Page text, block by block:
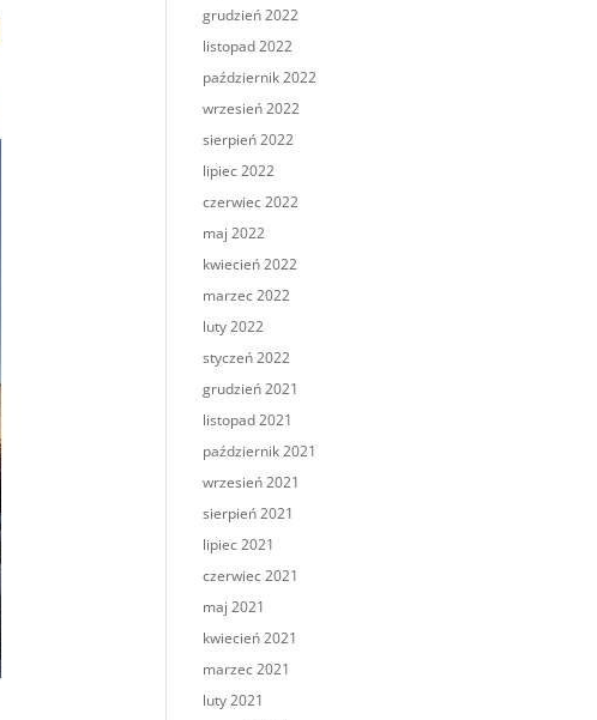
grudzień 2022
listopad 2022
październik 2022
wrzesień 2022
sierpień 2022
lipiec 2022
czerwiec 2022
maj 2022
kwiecień 2022
marzec 2022
luty 2022
styczeń 2022
grudzień 2021
listopad 2021
październik 2021
wrzesień 2021
sierpień 2021
lipiec 2021
czerwiec 2021
maj 2021
kwiecień 2021
marzec 2021
luty 2021